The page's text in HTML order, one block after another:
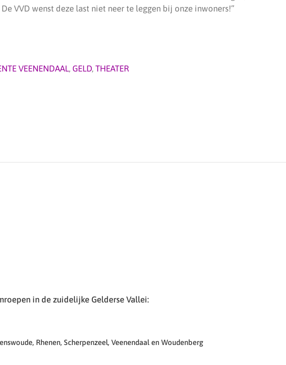
VVD wenst deze last niet neer te leggen bij onze inwoners!”
VEENENDAAL, GELD, THEATER
in de zuidelijke Gelderse Vallei:
Rhenen, Scherpenzeel, Veenendaal en Woudenberg